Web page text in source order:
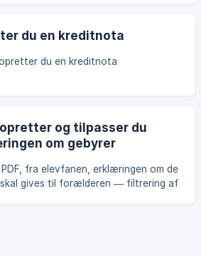
du en kreditnota
du en kreditnota
og tilpasser du
om gebyrer
fra elevfanen, erklæringen om de
skal gives til forælderen — filtrering af